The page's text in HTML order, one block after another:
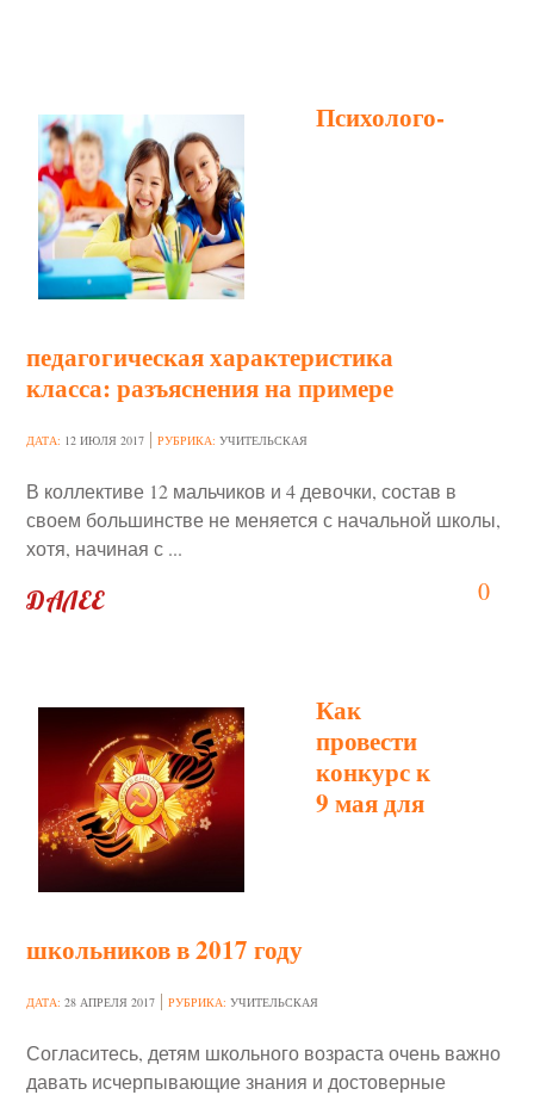
Психолого-
педагогическая характеристика
класса: разъяснения на примере
ДАТА: 12 ИЮЛЯ 2017 РУБРИКА:УЧИТЕЛЬСКАЯ
0
В коллективе 12 мальчиков и 4 девочки, состав в
своем большинстве не меняется с начальной школы,
хотя, начиная с ...
ДАЛЕЕ
Как
провести
конкурс к
9 мая для
школьников в 2017 году
ДАТА:28 АПРЕЛЯ 2017 РУБРИКА:УЧИТЕЛЬСКАЯ
Согласитесь, детям школьного возраста очень важно
давать исчерпывающие знания и достоверные